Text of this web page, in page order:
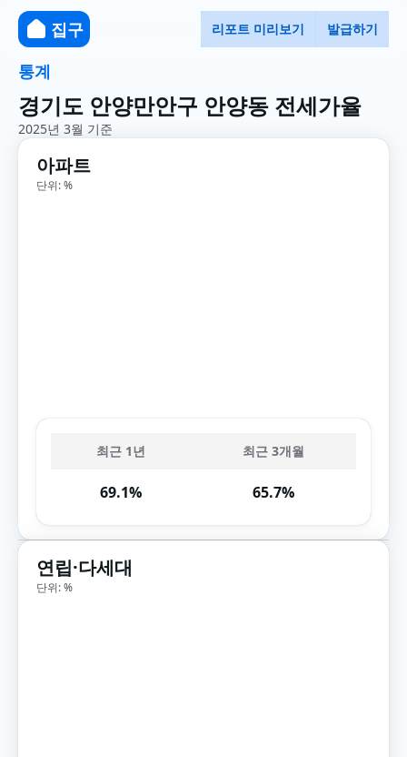
집구 리포트 미리보기 발급하기
통계
경기도 안양만안구 안양동 전세가율
2025년 3월 기준
아파트
단위: %
최근 1년 최근 3개월
69.1% 65.7%
연립·다세대
단위: %